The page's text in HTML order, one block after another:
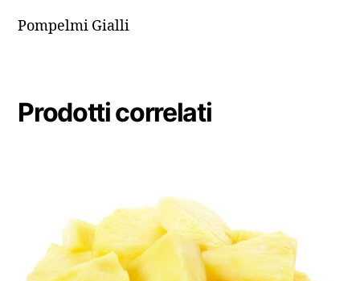
Pompelmi Gialli
Prodotti correlati